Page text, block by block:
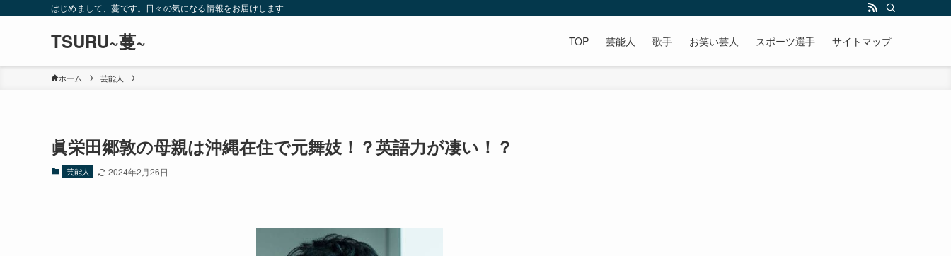
はじめまして、蔓です。日々の気になる情報をお届けします
TSURU~蔓~ TOP 芸能人 歌手 お笑い芸人 スポーツ選手 サイトマップ
ホーム 芸能人
眞栄田郷敦の母親は沖縄在住で元舞妓！？英語力が凄い！？
芸能人 2024年2月26日